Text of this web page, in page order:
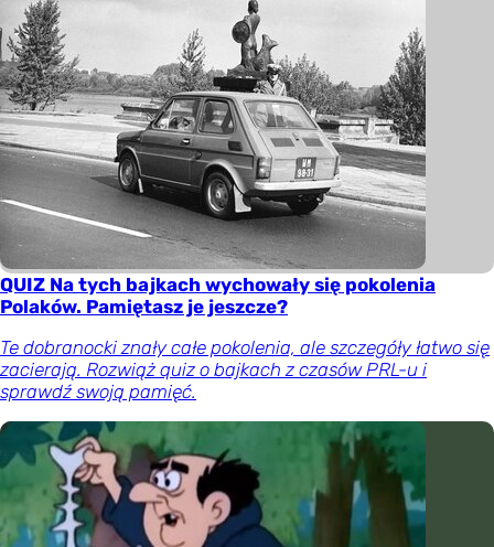
QUIZ Na tych bajkach wychowały się pokolenia
Polaków. Pamiętasz je jeszcze?
Te dobranocki znały całe pokolenia, ale szczegóły łatwo się
zacierają. Rozwiąż quiz o bajkach z czasów PRL-u i
sprawdź swoją pamięć.